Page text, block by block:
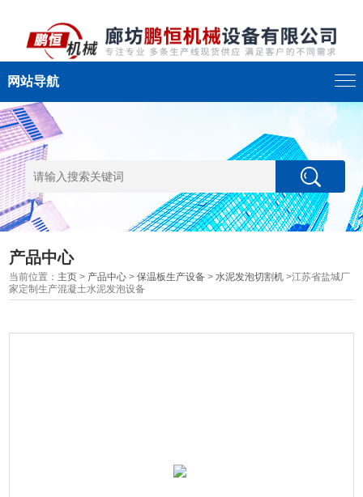
网站导航
产品中心
当前位置： 主页 > 产品中心 >保温板生产设备 >水泥发泡切割机 >江苏省盐城厂
家定制生产混凝土水泥发泡设备